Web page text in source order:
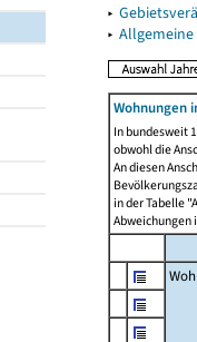
▸
▸
Wohnungen
In bundesweit
obwohl die
An diesen
in der Tabelle
Abweichungen